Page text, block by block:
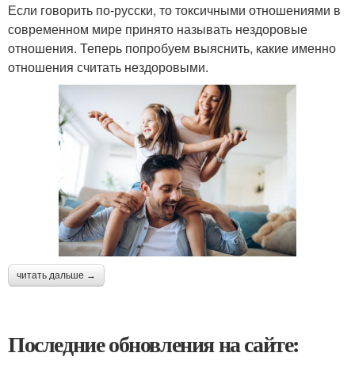
Если говорить по-русски, то токсичными отношениями в
современном мире принято называть нездоровые
отношения. Теперь попробуем выяснить, какие именно
отношения считать нездоровыми.
читать дальше →
Последние обновления на сайте: